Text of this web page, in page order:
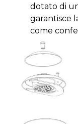
dotato di
garantisce
come